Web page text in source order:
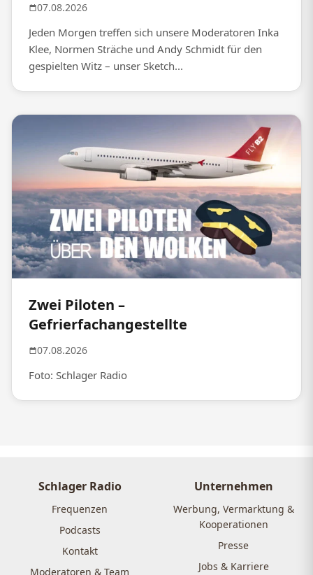
07.08.2026
Jeden Morgen treffen sich unsere Moderatoren Inka
Klee, Normen Sträche und Andy Schmidt für den
gespielten Witz – unser Sketch...
Zwei Piloten –
Gefrierfachangestellte
07.08.2026
Foto: Schlager Radio
Schlager Radio
Frequenzen
Podcasts
Kontakt
Moderatoren & Team
Unternehmen
Werbung, Vermarktung &
Kooperationen
Presse
Jobs & Karriere